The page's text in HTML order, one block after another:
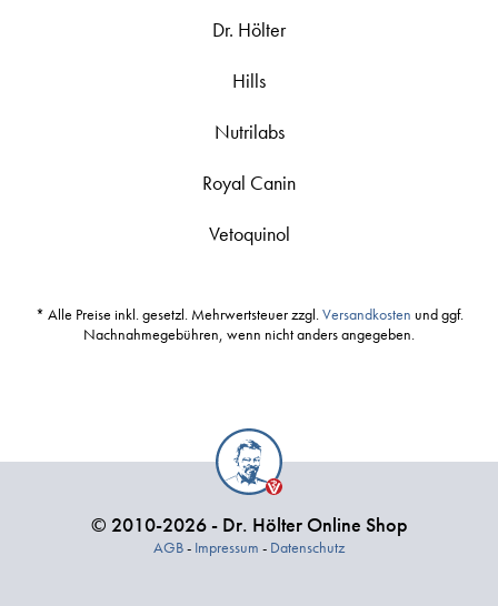
Dr. Hölter
Hills
Nutrilabs
Royal Canin
Vetoquinol
* Alle Preise inkl. gesetzl. Mehrwertsteuer zzgl.Versandkosten und ggf.
Nachnahmegebühren, wenn nicht anders angegeben.
© 2010-2026 - Dr. Hölter Online Shop
AGB- Impressum - Datenschutz